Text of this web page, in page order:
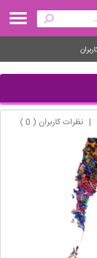
| نظرات کاربران ( 0 )